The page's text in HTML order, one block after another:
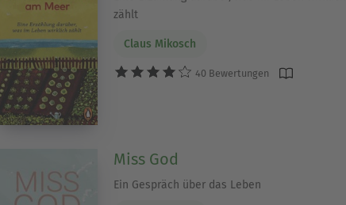
zählt
Claus Mikosch
40 Bewertungen
Miss God
Ein Gespräch über das Leben